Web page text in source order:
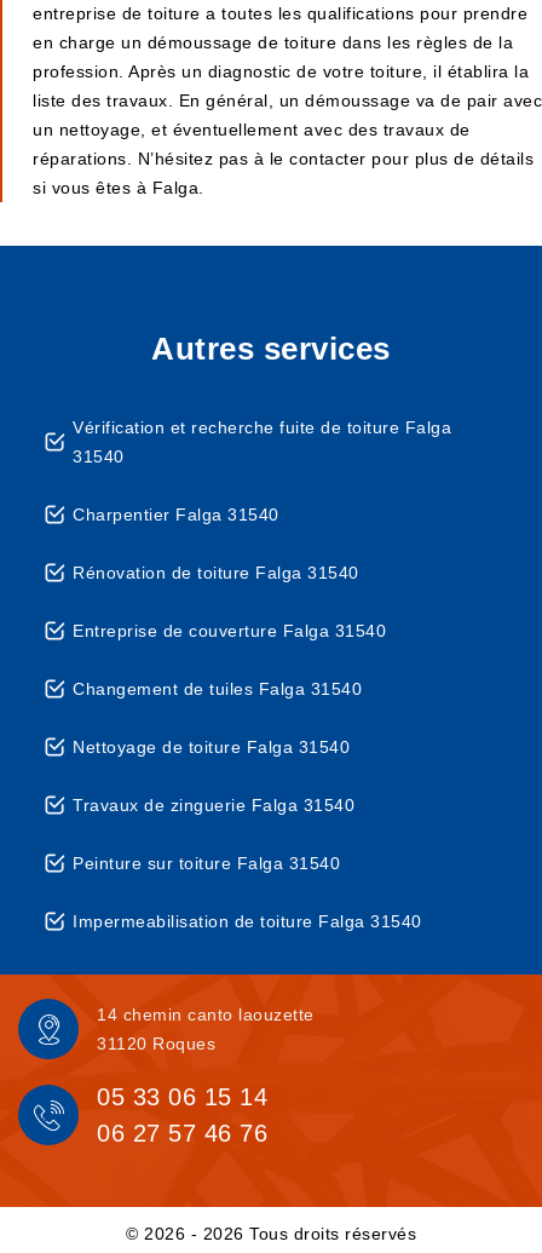
entreprise de toiture a toutes les qualifications pour prendre
en charge un démoussage de toiture dans les règles de la
profession. Après un diagnostic de votre toiture, il établira la
liste des travaux. En général, un démoussage va de pair avec
un nettoyage, et éventuellement avec des travaux de
réparations. N’hésitez pas à le contacter pour plus de détails
si vous êtes à Falga.
Autres services
Vérification et recherche fuite de toiture Falga
31540
Charpentier Falga 31540
Rénovation de toiture Falga 31540
Entreprise de couverture Falga 31540
Changement de tuiles Falga 31540
Nettoyage de toiture Falga 31540
Travaux de zinguerie Falga 31540
Peinture sur toiture Falga 31540
Impermeabilisation de toiture Falga 31540
14 chemin canto laouzette
31120 Roques
05 33 06 15 14
06 27 57 46 76
© 2026 - 2026 Tous droits réservés